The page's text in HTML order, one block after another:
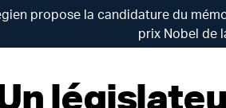
propose la candidature du
prix Nobel de